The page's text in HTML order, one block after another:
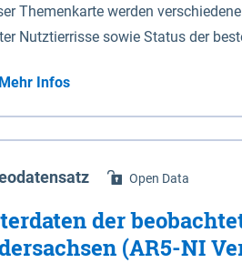
Themenkarte werden
Nutztierrisse sowie Status der
Mehr Infos
Open Data
der
(AR5-NI